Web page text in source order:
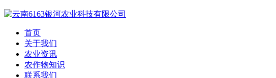
首页
关于我们
农业资讯
农作物知识
联系我们